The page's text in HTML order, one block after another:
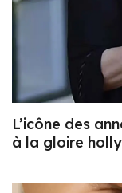
L’icône des
à la gloire